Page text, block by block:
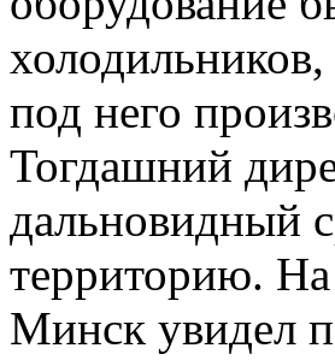
под него
Тогдашний
дальновидный
территорию. На
Минск увидел